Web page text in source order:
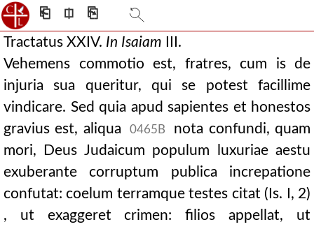
⎗ ⎅ ⎘
Tractatus XXIV. In Isaiam III.
Vehemens commotio est, fratres, cum is de
injuria sua queritur, qui se potest facillime
vindicare. Sed quia apud sapientes et honestos
gravius est, aliqua
0465B
nota confundi, quam
mori, Deus Judaicum populum luxuriae aestu
exuberante corruptum publica increpatione
confutat: coelum terramque testes citat (Is. I, 2)
, ut exaggeret crimen: filios appellat, ut